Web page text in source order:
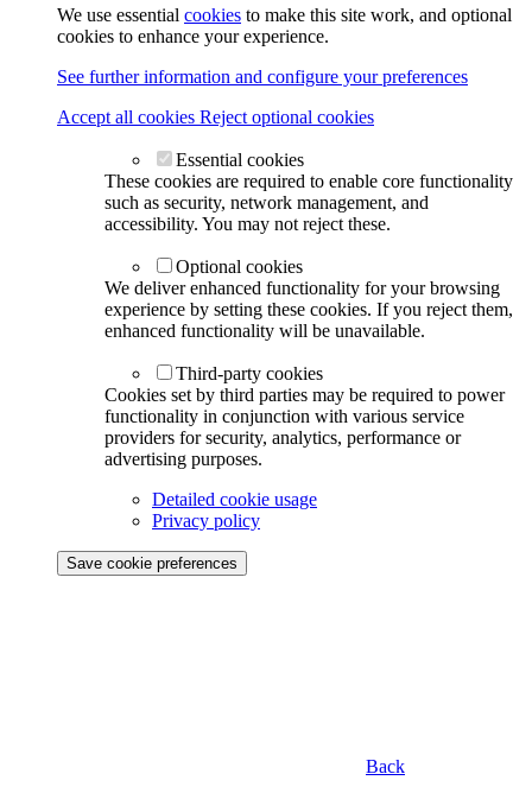
We use essential cookies to make this site work, and optional
cookies to enhance your experience.
See further information and configure your preferences
Accept all cookies Reject optional cookies
Essential cookies
These cookies are required to enable core functionality
such as security, network management, and
accessibility. You may not reject these.
Optional cookies
We deliver enhanced functionality for your browsing
experience by setting these cookies. If you reject them,
enhanced functionality will be unavailable.
Third-party cookies
Cookies set by third parties may be required to power
functionality in conjunction with various service
providers for security, analytics, performance or
advertising purposes.
Detailed cookie usage
Privacy policy
Save cookie preferences
Back